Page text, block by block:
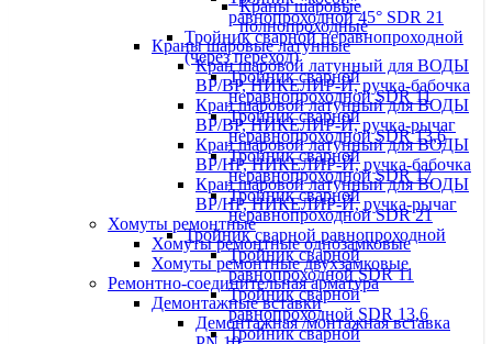
равнопроходной 45° SDR 21
Тройник сварной неравнопроходной
(через переход)
Тройник сварной
неравнопроходной SDR 11
Тройник сварной
неравнопроходной SDR 13,6
Тройник сварной
неравнопроходной SDR 17
Тройник сварной
неравнопроходной SDR 21
Тройник сварной равнопроходной
Тройник сварной
равнопроходной SDR 11
Тройник сварной
равнопроходной SDR 13,6
Тройник сварной
Краны шаровые
полнопроходные
Краны шаровые латунные
Кран шаровой латунный для ВОДЫ
ВР/ВР, НИКЕЛИР-Й, ручка-бабочка
Кран шаровой латунный для ВОДЫ
ВР/ВР, НИКЕЛИР-Й, ручка-рычаг
Кран шаровой латунный для ВОДЫ
ВР/НР, НИКЕЛИР-Й, ручка-бабочка
Кран шаровой латунный для ВОДЫ
ВР/НР, НИКЕЛИР-Й, ручка-рычаг
Хомуты ремонтные
Хомуты ремонтные однозамковые
Хомуты ремонтные двухзамковые
Ремонтно-соединительная арматура
Демонтажные вставки
Демонтажная /монтажная вставка